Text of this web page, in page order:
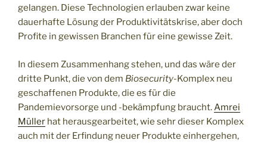
gelangen. Diese Technologien erlauben zwar keine
dauerhafte Lösung der Produktivitätskrise, aber doch
Profite in gewissen Branchen für eine gewisse Zeit.
In diesem Zusammenhang stehen, und das wäre der
dritte Punkt, die von dem Biosecurity-Komplex neu
geschaffenen Produkte, die es für die
Pandemievorsorge und -bekämpfung braucht. Amrei
Müller hat herausgearbeitet, wie sehr dieser Komplex
auch mit der Erfindung neuer Produkte einhergehen,